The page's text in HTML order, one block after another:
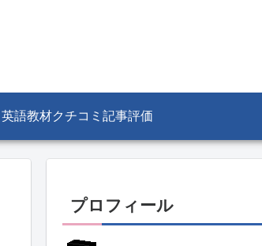
英語教材クチコミ記事評価
プロフィール